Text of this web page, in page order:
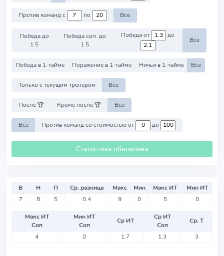
Против команд с по Все
Победа до
1.5
Победа соп. до
1.5
Победа от до
Все
Победа в 1-тайме Поражение в 1-тайме Ничья в 1-тайме Все
Только с текущим тренером Все
После 🏆 Кроме после 🏆 Все
Все Против команд со стоимостью от до
Статистика обновлена
В Н П Ср. разница Макс Мин Макс ИТ
Мин ИТ
7
8 5 0.4 9 0 5 0
Макс ИТ
Соп
Мин ИТ
Соп
Ср ИТ
Ср ИТ
Соп
Ср. Т
4
0 1.7 1.3 3